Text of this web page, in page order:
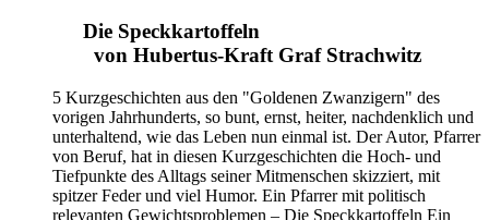
Die Speckkartoffeln
von Hubertus-Kraft Graf Strachwitz
5 Kurzgeschichten aus den "Goldenen Zwanzigern" des
vorigen Jahrhunderts, so bunt, ernst, heiter, nachdenklich und
unterhaltend, wie das Leben nun einmal ist. Der Autor, Pfarrer
von Beruf, hat in diesen Kurzgeschichten die Hoch- und
Tiefpunkte des Alltags seiner Mitmenschen skizziert, mit
spitzer Feder und viel Humor. Ein Pfarrer mit politisch
relevanten Gewichtsproblemen – Die Speckkartoffeln Ein